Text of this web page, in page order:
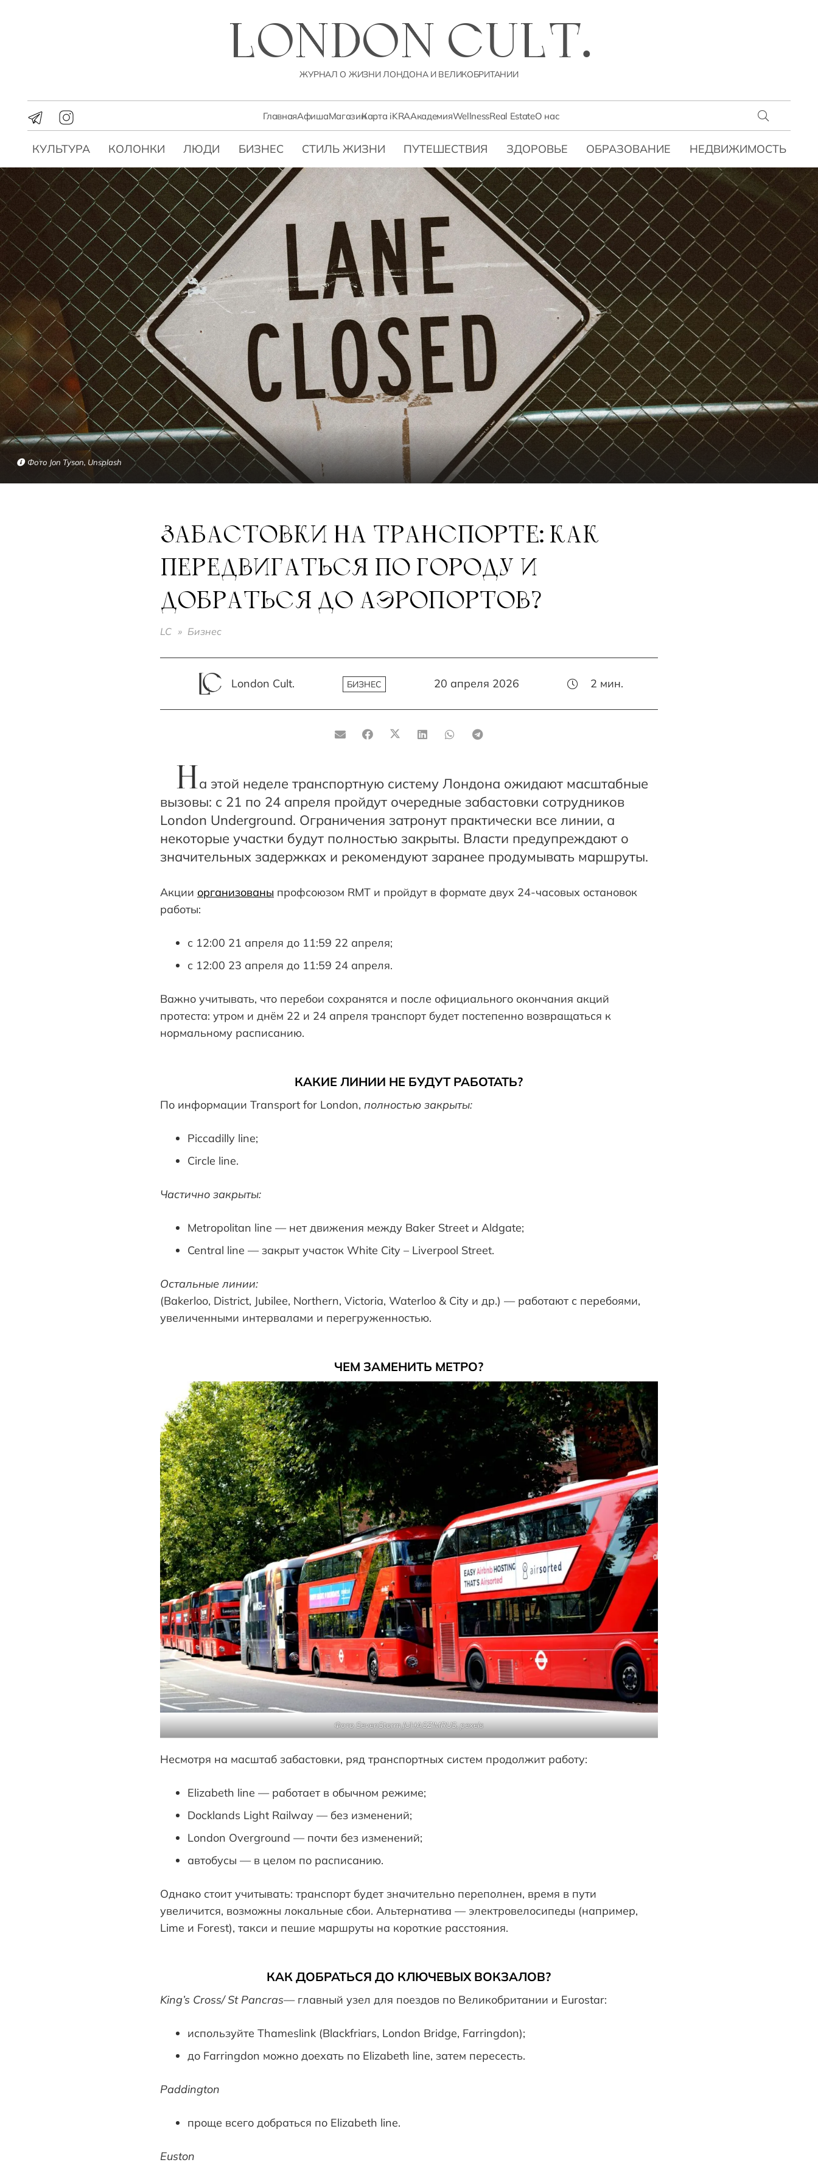
LONDON CULT.
ЖУРНАЛ О ЖИЗНИ ЛОНДОНА И ВЕЛИКОБРИТАНИИ
ГлавнаяАфишаМагазинКарта iKRAАкадемияWellnessReal EstateО нас
КУЛЬТУРА КОЛОНКИ ЛЮДИ БИЗНЕС СТИЛЬ ЖИЗНИ ПУТЕШЕСТВИЯ ЗДОРОВЬЕ ОБРАЗОВАНИЕ НЕДВИЖИМОСТЬ
Фото Jon Tyson, Unsplash
ЗАБАСТОВКИ НА ТРАНСПОРТЕ: КАК
ПЕРЕДВИГАТЬСЯ ПО ГОРОДУ И
ДОБРАТЬСЯ ДО АЭРОПОРТОВ?
LC » Бизнес
London Cult. БИЗНЕС 20 апреля 2026 2 мин.
На этой неделе транспортную систему Лондона ожидают масштабные
вызовы: с 21 по 24 апреля пройдут очередные забастовки сотрудников
London Underground. Ограничения затронут практически все линии, а
некоторые участки будут полностью закрыты. Власти предупреждают о
значительных задержках и рекомендуют заранее продумывать маршруты.
Акции организованы профсоюзом RMT и пройдут в формате двух 24-часовых остановок
работы:
с 12:00 21 апреля до 11:59 22 апреля;
с 12:00 23 апреля до 11:59 24 апреля.
Важно учитывать, что перебои сохранятся и после официального окончания акций
протеста: утром и днём 22 и 24 апреля транспорт будет постепенно возвращаться к
нормальному расписанию.
КАКИЕ ЛИНИИ НЕ БУДУТ РАБОТАТЬ?
По информации Transport for London, полностью закрыты:
Piccadilly line;
Circle line.
Частично закрыты:
Metropolitan line — нет движения между Baker Street и Aldgate;
Central line — закрыт участок White City – Liverpool Street.
Остальные линии:
(Bakerloo, District, Jubilee, Northern, Victoria, Waterloo & City и др.) — работают с перебоями,
увеличенными интервалами и перегруженностью.
ЧЕМ ЗАМЕНИТЬ МЕТРО?
Фото SevenStorm JUHASZIMRUS, pexels
Несмотря на масштаб забастовки, ряд транспортных систем продолжит работу:
Elizabeth line — работает в обычном режиме;
Docklands Light Railway — без изменений;
London Overground — почти без изменений;
автобусы — в целом по расписанию.
Однако стоит учитывать: транспорт будет значительно переполнен, время в пути
увеличится, возможны локальные сбои. Альтернатива — электровелосипеды (например,
Lime и Forest), такси и пешие маршруты на короткие расстояния.
КАК ДОБРАТЬСЯ ДО КЛЮЧЕВЫХ ВОКЗАЛОВ?
King’s Cross/ St Pancras— главный узел для поездов по Великобритании и Eurostar:
используйте Thameslink (Blackfriars, London Bridge, Farringdon);
до Farringdon можно доехать по Elizabeth line, затем пересесть.
Paddington
проще всего добраться по Elizabeth line.
Euston